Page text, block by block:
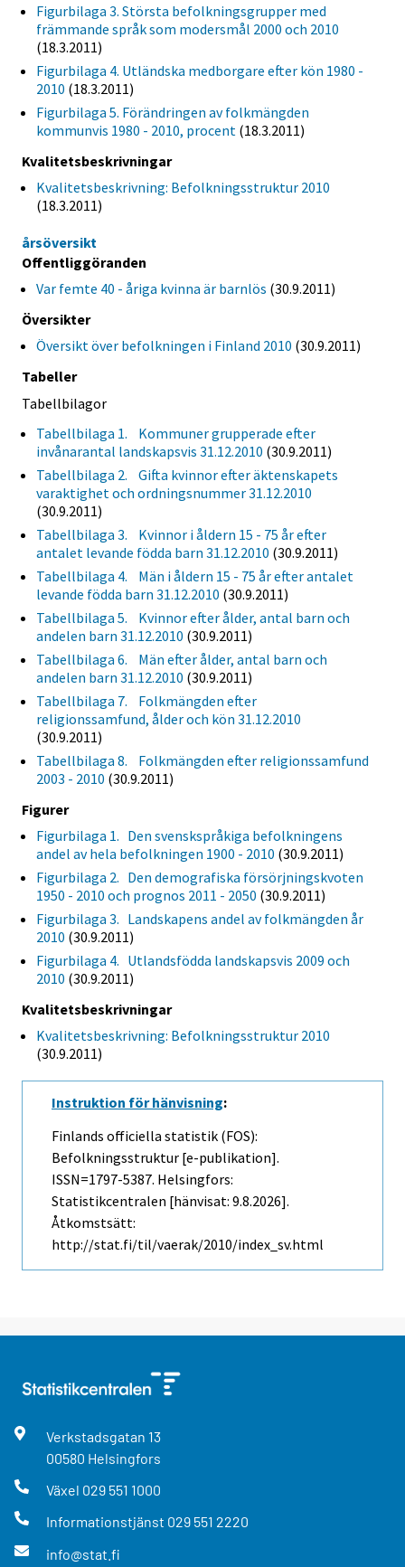
Figurbilaga 3. Största befolkningsgrupper med
främmande språk som modersmål 2000 och 2010
(18.3.2011)
Figurbilaga 4. Utländska medborgare efter kön 1980 -
2010 (18.3.2011)
Figurbilaga 5. Förändringen av folkmängden
kommunvis 1980 - 2010, procent (18.3.2011)
Kvalitetsbeskrivningar
Kvalitetsbeskrivning: Befolkningsstruktur 2010
(18.3.2011)
årsöversikt
Offentliggöranden
Var femte 40 - åriga kvinna är barnlös (30.9.2011)
Översikter
Översikt över befolkningen i Finland 2010 (30.9.2011)
Tabeller
Tabellbilagor
Tabellbilaga 1. Kommuner grupperade efter
invånarantal landskapsvis 31.12.2010 (30.9.2011)
Tabellbilaga 2. Gifta kvinnor efter äktenskapets
varaktighet och ordningsnummer 31.12.2010
(30.9.2011)
Tabellbilaga 3. Kvinnor i åldern 15 - 75 år efter
antalet levande födda barn 31.12.2010 (30.9.2011)
Tabellbilaga 4. Män i åldern 15 - 75 år efter antalet
levande födda barn 31.12.2010 (30.9.2011)
Tabellbilaga 5. Kvinnor efter ålder, antal barn och
andelen barn 31.12.2010 (30.9.2011)
Tabellbilaga 6. Män efter ålder, antal barn och
andelen barn 31.12.2010 (30.9.2011)
Tabellbilaga 7. Folkmängden efter
religionssamfund, ålder och kön 31.12.2010
(30.9.2011)
Tabellbilaga 8. Folkmängden efter religionssamfund
2003 - 2010 (30.9.2011)
Figurer
Figurbilaga 1. Den svenskspråkiga befolkningens
andel av hela befolkningen 1900 - 2010 (30.9.2011)
Figurbilaga 2. Den demografiska försörjningskvoten
1950 - 2010 och prognos 2011 - 2050 (30.9.2011)
Figurbilaga 3. Landskapens andel av folkmängden år
2010 (30.9.2011)
Figurbilaga 4. Utlandsfödda landskapsvis 2009 och
2010 (30.9.2011)
Kvalitetsbeskrivningar
Kvalitetsbeskrivning: Befolkningsstruktur 2010
(30.9.2011)
Instruktion för hänvisning:
Finlands officiella statistik (FOS):
Befolkningsstruktur [e-publikation].
ISSN=1797-5387. Helsingfors:
Statistikcentralen [hänvisat: 9.8.2026].
Åtkomstsätt:
http://stat.fi/til/vaerak/2010/index_sv.html
Verkstadsgatan 13
00580 Helsingfors
Växel 029 551 1000
Informationstjänst 029 551 2220
info@stat.fi